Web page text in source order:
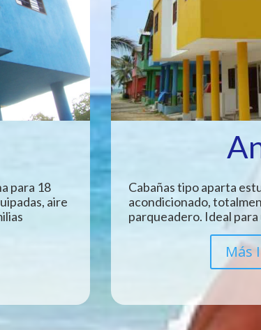
para 18
aire
Cabañas tipo aparta
acondicionado,
parqueadero. Ideal
Más